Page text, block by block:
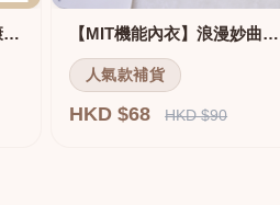
深V溝集中調整型內衣-健康軟鋼圈 【MIT機能內衣】浪漫妙曲機能調整內衣 配套內褲
人氣款補貨
HKD $68 HKD $90